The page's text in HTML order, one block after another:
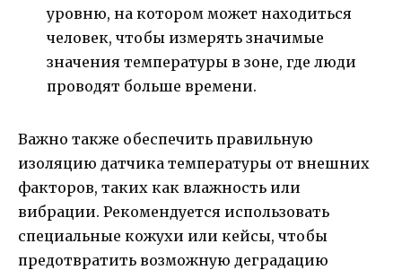
уровню, на котором может находиться
человек, чтобы измерять значимые
значения температуры в зоне, где люди
проводят больше времени.
Важно также обеспечить правильную
изоляцию датчика температуры от внешних
факторов, таких как влажность или
вибрации. Рекомендуется использовать
специальные кожухи или кейсы, чтобы
предотвратить возможную деградацию